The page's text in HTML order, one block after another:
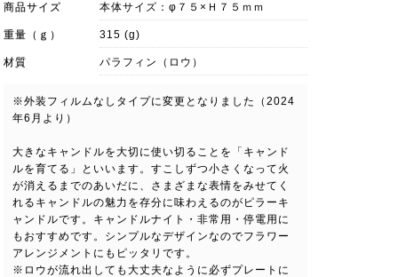
商品サイズ 本体サイズ：φ７５×Ｈ７５ｍｍ
重量（ｇ） 315 (g)
材質 パラフィン（ロウ）
※外装フィルムなしタイプに変更となりました（2024
年6月より）
大きなキャンドルを大切に使い切ることを「キャンド
ルを育てる」といいます。すこしずつ小さくなって火
が消えるまでのあいだに、さまざまな表情をみせてく
れるキャンドルの魅力を存分に味わえるのがピラーキ
ャンドルです。キャンドルナイト・非常用・停電用に
もおすすめです。シンプルなデザインなのでフラワー
アレンジメントにもピッタリです。
※ロウが流れ出しても大丈夫なように必ずプレートに